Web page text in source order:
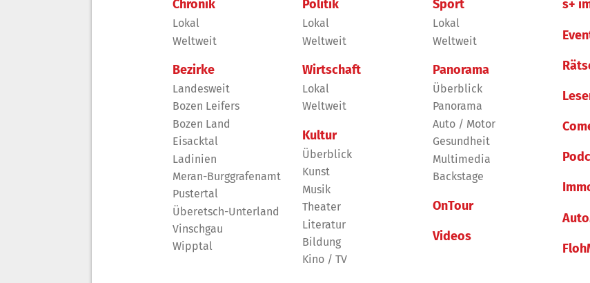
Chronik
Lokal
Weltweit
Bezirke
Landesweit
Bozen Leifers
Bozen Land
Eisacktal
Ladinien
Meran-Burggrafenamt
Pustertal
Überetsch-Unterland
Vinschgau
Wipptal
Politik
Lokal
Weltweit
Wirtschaft
Lokal
Weltweit
Kultur
Überblick
Kunst
Musik
Theater
Literatur
Bildung
Kino / TV
Sport
Lokal
Weltweit
Panorama
Überblick
Panorama
Auto / Motor
Gesundheit
Multimedia
Backstage
OnTour
Videos
s+